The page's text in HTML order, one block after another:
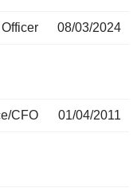
08/03/2024
CFO 01/04/2011